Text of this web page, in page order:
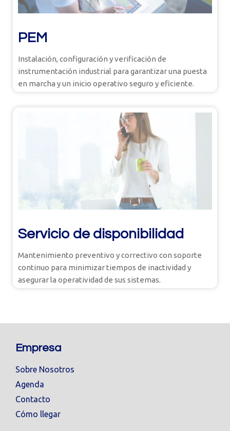
PEM
Instalación, configuración y verificación de
instrumentación industrial para garantizar una puesta
en marcha y un inicio operativo seguro y eficiente.
Servicio de disponibilidad
Mantenimiento preventivo y correctivo con soporte
continuo para minimizar tiempos de inactividad y
asegurar la operatividad de sus sistemas.
Empresa
Sobre Nosotros
Agenda
Contacto
Cómo llegar